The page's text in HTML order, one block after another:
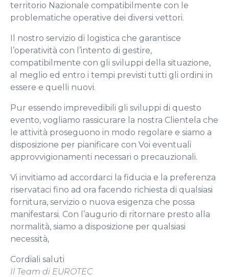
territorio Nazionale compatibilmente con le
problematiche operative dei diversi vettori.
Il nostro servizio di logistica che garantisce
l’operatività con l’intento di gestire,
compatibilmente con gli sviluppi della situazione,
al meglio ed entro i tempi previsti tutti gli ordini in
essere e quelli nuovi.
Pur essendo imprevedibili gli sviluppi di questo
evento, vogliamo rassicurare la nostra Clientela che
le attività proseguono in modo regolare e siamo a
disposizione per pianificare con Voi eventuali
approvvigionamenti necessari o precauzionali.
Vi invitiamo ad accordarci la fiducia e la preferenza
riservataci fino ad ora facendo richiesta di qualsiasi
fornitura, servizio o nuova esigenza che possa
manifestarsi. Con l’augurio di ritornare presto alla
normalità, siamo a disposizione per qualsiasi
necessità,
Cordiali saluti
Il Team di EUROTEC